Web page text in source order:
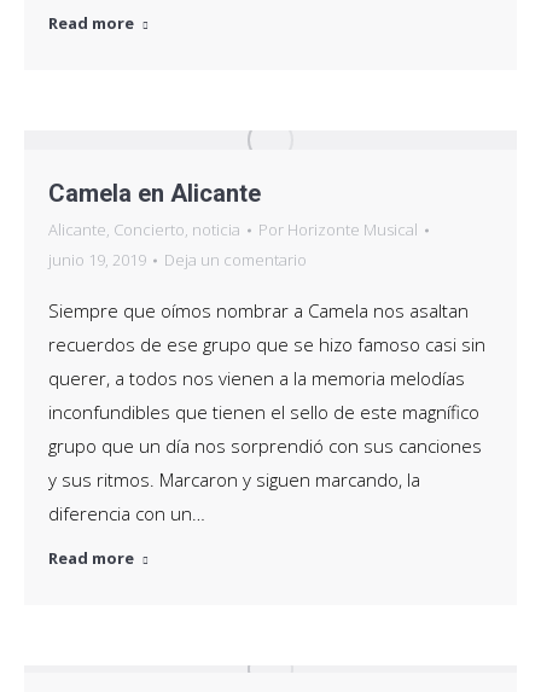
Read more
Camela en Alicante
Alicante, Concierto, noticia Por Horizonte Musical
junio 19, 2019
Deja un comentario
Siempre que oímos nombrar a Camela nos asaltan
recuerdos de ese grupo que se hizo famoso casi sin
querer, a todos nos vienen a la memoria melodías
inconfundibles que tienen el sello de este magnífico
grupo que un día nos sorprendió con sus canciones
y sus ritmos. Marcaron y siguen marcando, la
diferencia con un…
Read more